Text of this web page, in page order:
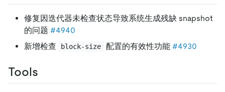
修复因迭代器未检查状态导致系统生成残缺 snapshot
的问题 #4940
新增检查
block-size 配置的有效性功能 #4930
Tools